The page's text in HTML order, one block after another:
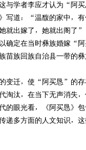
与学者李应才认为“阿
》写道：“温馥的家中，
就出嫁了，她就出阁了
确定在当时彝族婚嫁“
苗族回族自治县一带的
迁，使“阿买恳”的存在
淘汰，在当下无声消失
的眼光看，《阿买恳》
递多方面的人文知识，